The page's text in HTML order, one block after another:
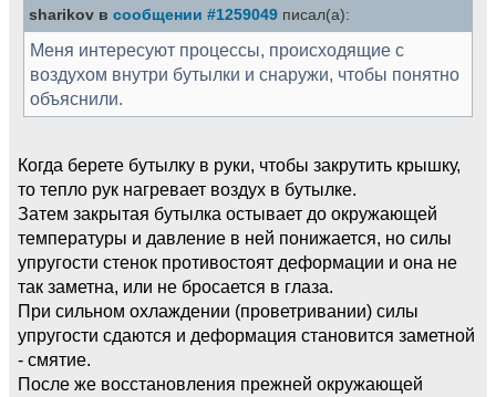
sharikov в сообщении #1259049 писал(а):
Меня интересуют процессы, происходящие с
воздухом внутри бутылки и снаружи, чтобы понятно
объяснили.
Когда берете бутылку в руки, чтобы закрутить крышку,
то тепло рук нагревает воздух в бутылке.
Затем закрытая бутылка остывает до окружающей
температуры и давление в ней понижается, но силы
упругости стенок противостоят деформации и она не
так заметна, или не бросается в глаза.
При сильном охлаждении (проветривании) силы
упругости сдаются и деформация становится заметной
- смятие.
После же восстановления прежней окружающей